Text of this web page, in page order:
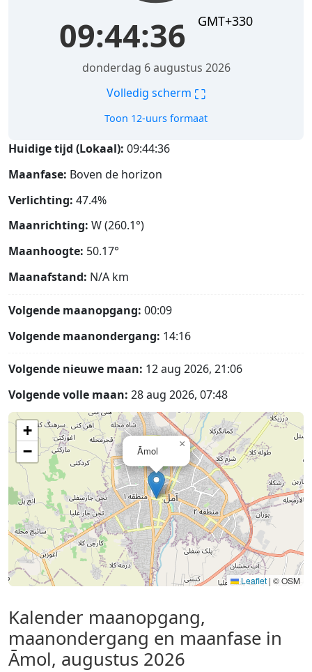
09:44:37 GMT+330
donderdag 6 augustus 2026
Volledig scherm ⛶
Toon 12-uurs formaat
Huidige tijd (Lokaal): 09:44:37
Maanfase: Boven de horizon
Verlichting: 47.4%
Maanrichting: W (260.1°)
Maanhoogte: 50.17°
Maanafstand: N/A km
Volgende maanopgang: 00:09
Volgende maanondergang: 14:16
Volgende nieuwe maan: 12 aug 2026, 21:06
Volgende volle maan: 28 aug 2026, 07:48
Āmol
×
+
−
Leaflet | © OSM
Kalender maanopgang,
maanondergang en maanfase in
Āmol, augustus 2026